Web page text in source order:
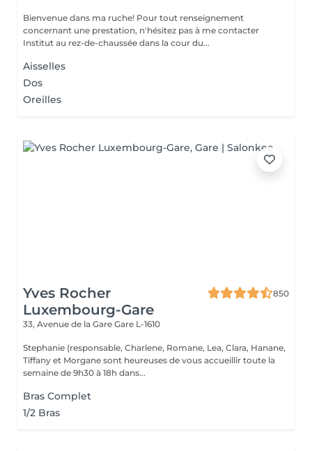
Bienvenue dans ma ruche! Pour tout renseignement
concernant une prestation, n'hésitez pas à me contacter
Institut au rez-de-chaussée dans la cour du...
Aisselles
Dos
Oreilles
Yves Rocher
Luxembourg-Gare
850
33, Avenue de la Gare Gare L-1610
Stephanie (responsable, Charlene, Romane, Lea, Clara, Hanane,
Tiffany et Morgane sont heureuses de vous accueillir toute la
semaine de 9h30 à 18h dans...
Bras Complet
1/2 Bras